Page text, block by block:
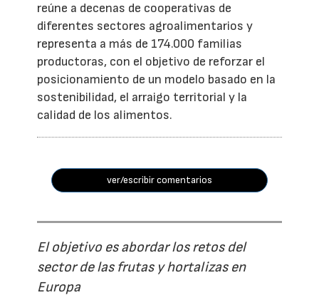
reúne a decenas de cooperativas de
diferentes sectores agroalimentarios y
representa a más de 174.000 familias
productoras, con el objetivo de reforzar el
posicionamiento de un modelo basado en la
sostenibilidad, el arraigo territorial y la
calidad de los alimentos.
ver/escribir comentarios
El objetivo es abordar los retos del
sector de las frutas y hortalizas en
Europa